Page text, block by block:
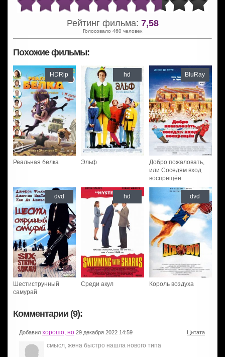
Рейтинг фильма: 7,58
Голосовало 460 человек
Похожие фильмы:
Реальная белка
HDRip
Эльф
hd
Добро пожаловать,
или Соседям вход
воспрещён
BluRay
Шестиструнный
самурай
dvd
Среди акул
hd
Король воздуха
dvd
Комментарии (9):
Добавил хорошо, но 29 декабря 2022 14:59 Цитата
смысл, жена быстро нашла нового типа